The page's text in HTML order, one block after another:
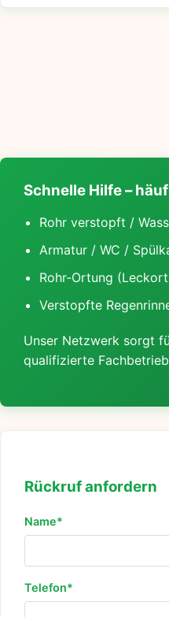
Schnelle Hilfe –
Rohr verstopft /
Armatur / WC /
Rohr-Ortung
Verstopfte
Unser Netzwerk sorgt
qualifizierte
Rückruf anfordern
Name*
Telefon*